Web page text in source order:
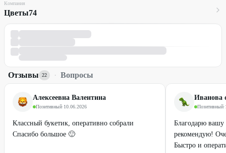
Компания
Цветы74
Отзывы 22 · Вопросы
Алексеевна Валентина
Позитивный·10.06.2026
Классный букетик, оперативно собрали
Спасибо большое 🙂
Иванова
Позитивный·
Благодарю
рекомендую!
Быстро и